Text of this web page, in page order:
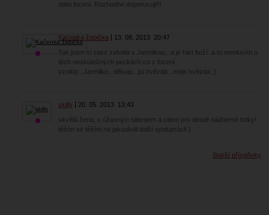
dalsi foceni. Rozhodne doporucuji!!!
Kačenka žabička 13. 08. 2013 20:47
Tak jsem si zase zafotila s Jarmilkou...a je fakt boží..a to nemluvím o
těch neskutečných peckách co z focení
vznikly...Jarmilko...děkuju...jsi hvězda...moje hvězda ;)
skilly 20. 05. 2013 13:43
skvělá žena, s úžasným talentem a citem pro detail! nádherné fotky!
těším se těším na jakoukoli další spolupráci!:)
Starší příspěvky